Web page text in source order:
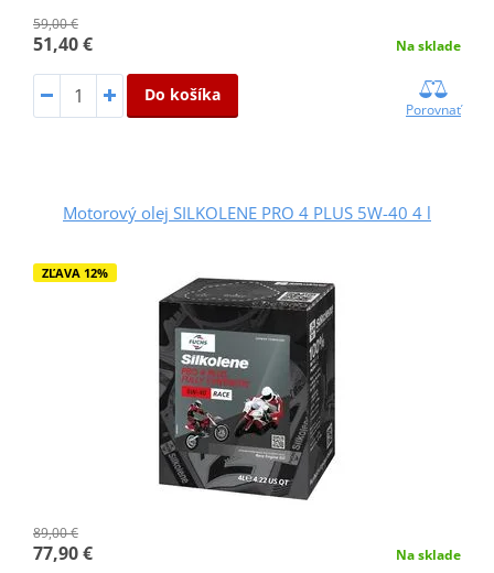
59,00 €
51,40 € Na sklade
Do košíka
Porovnať
Motorový olej SILKOLENE PRO 4 PLUS 5W-40 4 l
ZĽAVA 12%
89,00 €
77,90 € Na sklade